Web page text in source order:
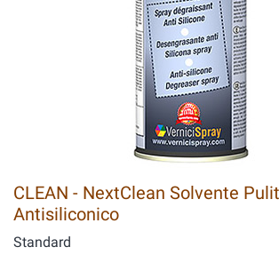
CLEAN - NextClean Solvente
Antisiliconico
Standard